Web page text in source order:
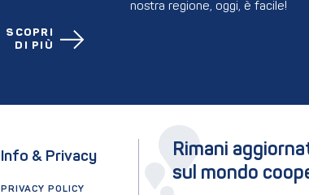
SCOPRI
DI PIÙ
nostra regione, oggi, è facile!
Info & Privacy
PRIVACY POLICY
Rimani
sul mondo